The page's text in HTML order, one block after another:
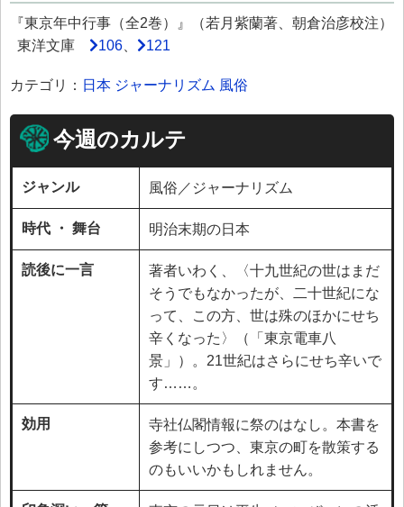
『東京年中行事（全2巻）』（若月紫蘭著、朝倉治彦校注）
東洋文庫
106 121
カテゴリ： 日本 ジャーナリズム 風俗
今週のカルテ
ジャンル 風俗／ジャーナリズム
時代 ・ 舞台 明治末期の日本
読後に一言
著者いわく、〈十九世紀の世はまだ
そうでもなかったが、二十世紀にな
って、この方、世は殊のほかにせち
辛くなった〉（「東京電車八
景」）。21世紀はさらにせち辛いで
す……。
効用
寺社仏閣情報に祭のはなし。本書を
参考にしつつ、東京の町を散策する
のもいいかもしれません。